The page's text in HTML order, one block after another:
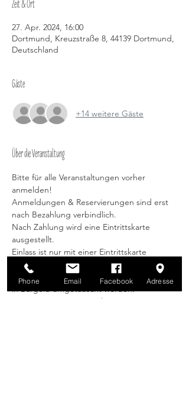
Zeit & Ort
27. Apr. 2024, 16:00
Dortmund, Kreuzstraße 8, 44139 Dortmund,
Deutschland
Gäste
+14 weitere Gäste
Über die Veranstaltung
Bitte für alle Veranstaltungen vorher
anmelden!
Anmeldungen & Reservierungen sind erst
nach Bezahlung verbindlich.
Nach Zahlung wird eine Eintrittskarte
ausgestellt.
Einlass ist nur mit einer Eintrittskarte
möglich.
Eintrittskarten & Gutscheine können nicht
in Bargeld umgetauscht werden.
Bei weiteren Fragen stehen wir gern
Phone Email Facebook Adresse